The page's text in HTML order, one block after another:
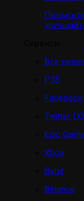
Все
PS5
Facebook
Twitter (X)
Epic
Xbox
Bybit
Binance